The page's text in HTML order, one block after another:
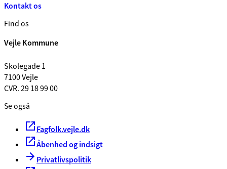
Kontakt os
Find os
Vejle Kommune
Skolegade 1
7100 Vejle
CVR. 29 18 99 00
Se også
Fagfolk.vejle.dk
Åbenhed og indsigt
Privatlivspolitik